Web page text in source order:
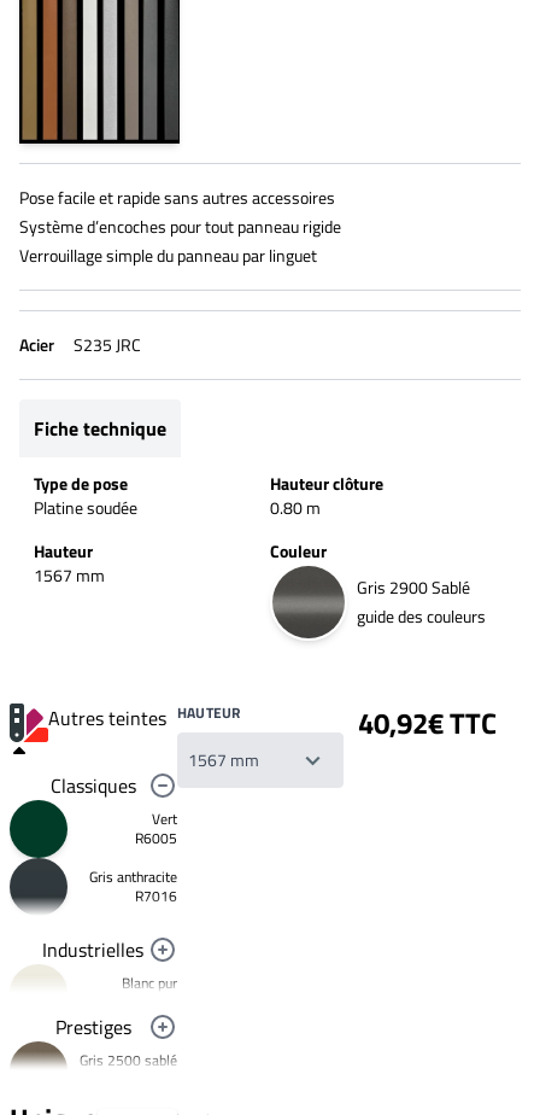
Pose facile et rapide sans autres accessoires
Système d’encoches pour tout panneau rigide
Verrouillage simple du panneau par linguet
Acier S235 JRC
Fiche technique
Type de pose
Platine soudée
Hauteur clôture
0.80 m
Hauteur
1567 mm
Couleur
Gris 2900 Sablé
guide des couleurs
Autres teintes
Classiques
Vert
R6005
Gris anthracite
R7016
Industrielles
Blanc pur
Noir foncé
R9005
Prestiges
Gris 2500 sablé
HAUTEUR 40,92€ TTC
Votre
liste
souhaits
Un
produit
Créer
nouvelle